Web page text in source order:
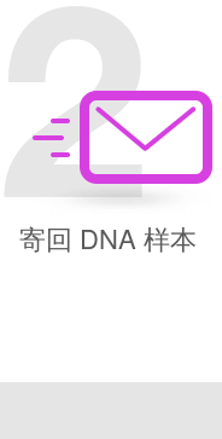
寄回 DNA 样本